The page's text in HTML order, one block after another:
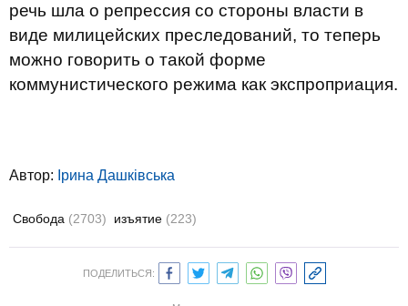
речь шла о репрессия со стороны власти в
виде милицейских преследований, то теперь
можно говорить о такой форме
коммунистического режима как экспроприация.
Автор: Ірина Дашківська
Свобода (2703) изъятие (223)
ПОДЕЛИТЬСЯ: